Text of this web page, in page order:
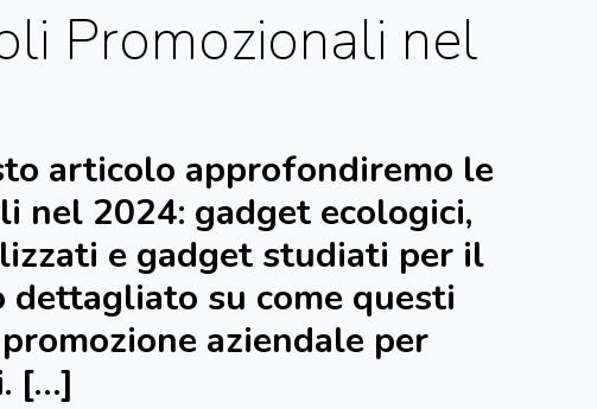
Promozionali nel
articolo approfondiremo le
nel 2024: gadget ecologici,
e gadget studiati per il
su come questi
aziendale per
[…]